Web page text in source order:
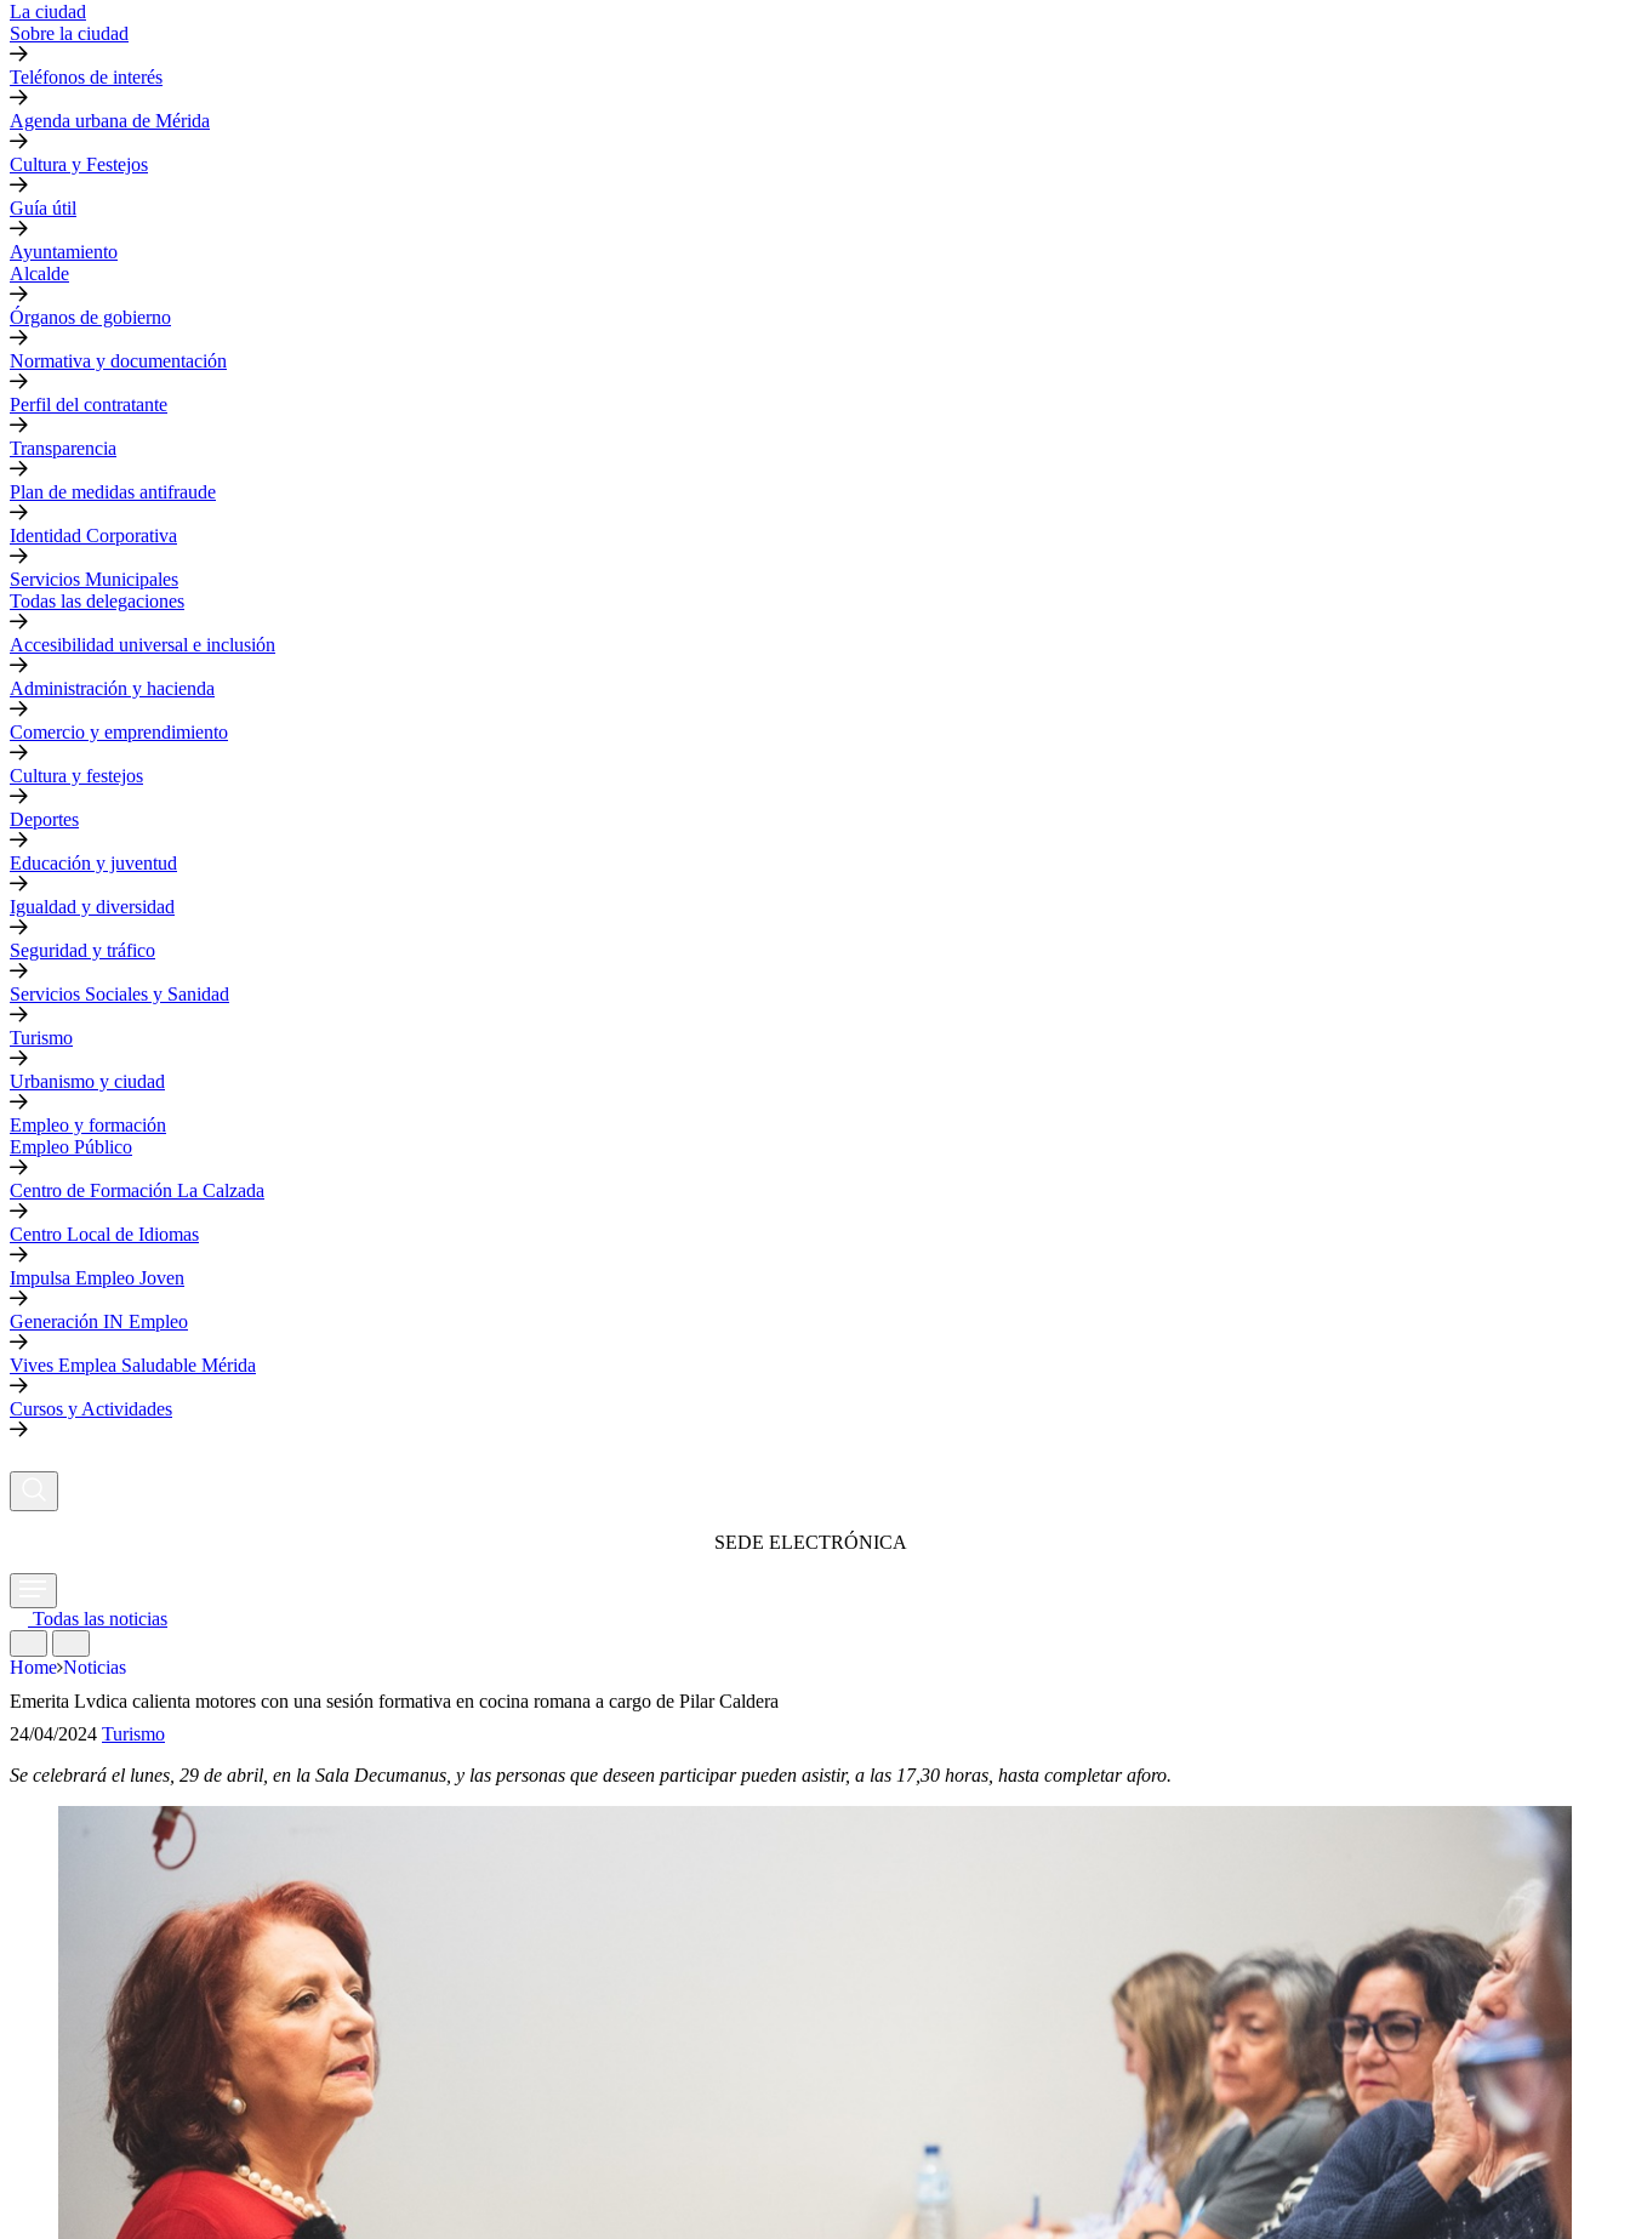
La ciudad
Sobre la ciudad
Teléfonos de interés
Agenda urbana de Mérida
Cultura y Festejos
Guía útil
Ayuntamiento
Alcalde
Órganos de gobierno
Normativa y documentación
Perfil del contratante
Transparencia
Plan de medidas antifraude
Identidad Corporativa
Servicios Municipales
Todas las delegaciones
Accesibilidad universal e inclusión
Administración y hacienda
Comercio y emprendimiento
Cultura y festejos
Deportes
Educación y juventud
Igualdad y diversidad
Seguridad y tráfico
Servicios Sociales y Sanidad
Turismo
Urbanismo y ciudad
Empleo y formación
Empleo Público
Centro de Formación La Calzada
Centro Local de Idiomas
Impulsa Empleo Joven
Generación IN Empleo
Vives Emplea Saludable Mérida
Cursos y Actividades
SEDE ELECTRÓNICA
Todas las noticias
Home Noticias
Emerita Lvdica calienta motores con una sesión formativa en cocina romana a cargo de Pilar Caldera
24/04/2024 Turismo
Se celebrará el lunes, 29 de abril, en la Sala Decumanus, y las personas que deseen participar pueden asistir, a las 17,30 horas, hasta completar aforo.